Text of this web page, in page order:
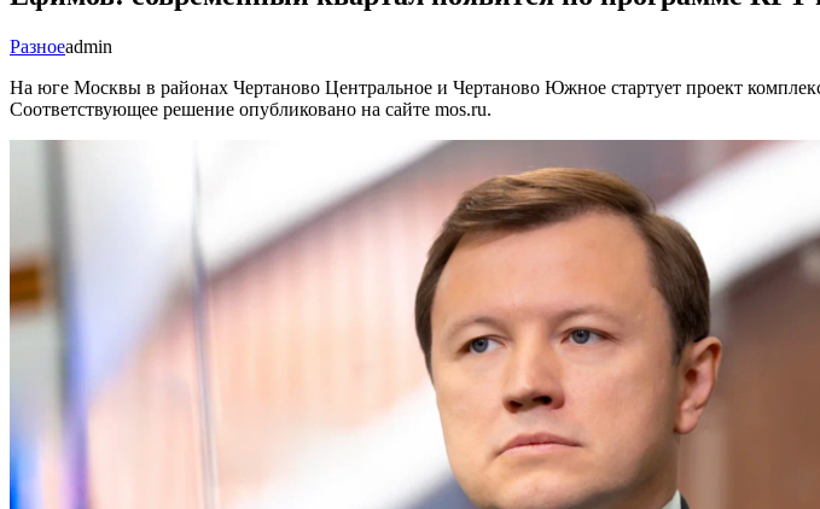
Разноеadmin
На юге Москвы в районах Чертаново Центральное и Чертаново Южное стартует проект
Соответствующее решение опубликовано на сайте mos.ru.